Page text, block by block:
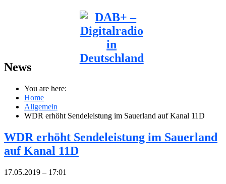
News
You are here:
Home
Allgemein
WDR erhöht Sendeleistung im Sauerland auf Kanal 11D
WDR erhöht Sendeleistung im Sauerland
auf Kanal 11D
17.05.2019 – 17:01